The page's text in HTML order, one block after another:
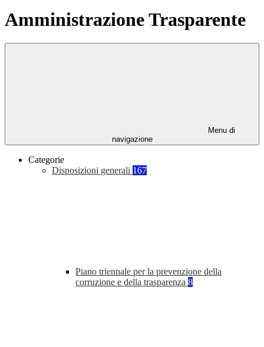
Amministrazione Trasparente
Menu di
navigazione
Categorie
Disposizioni generali 167
Piano triennale per la prevenzione della
corruzione e della trasparenza 8